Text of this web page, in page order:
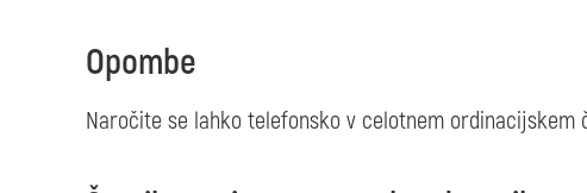
Opombe
Naročite se lahko telefonsko v celotnem